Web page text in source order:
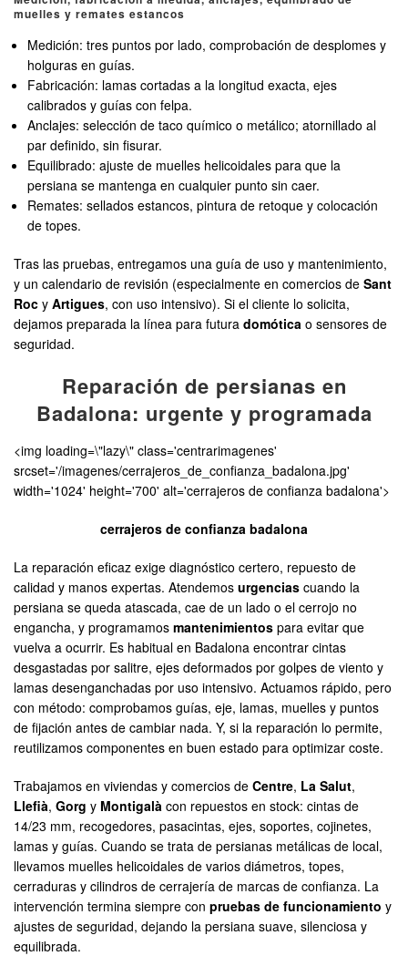
muelles y remates estancos
Medición: tres puntos por lado, comprobación de desplomes y
holguras en guías.
Fabricación: lamas cortadas a la longitud exacta, ejes
calibrados y guías con felpa.
Anclajes: selección de taco químico o metálico; atornillado al
par definido, sin fisurar.
Equilibrado: ajuste de muelles helicoidales para que la
persiana se mantenga en cualquier punto sin caer.
Remates: sellados estancos, pintura de retoque y colocación
de topes.
Tras las pruebas, entregamos una guía de uso y mantenimiento,
y un calendario de revisión (especialmente en comercios de Sant
Roc y Artigues, con uso intensivo). Si el cliente lo solicita,
dejamos preparada la línea para futura domótica o sensores de
seguridad.
Reparación de persianas en
Badalona: urgente y programada
<img loading=\"lazy\" class='centrarimagenes'
srcset='/imagenes/cerrajeros_de_confianza_badalona.jpg'
width='1024' height='700' alt='cerrajeros de confianza badalona'>
cerrajeros de confianza badalona
La reparación eficaz exige diagnóstico certero, repuesto de
calidad y manos expertas. Atendemos urgencias cuando la
persiana se queda atascada, cae de un lado o el cerrojo no
engancha, y programamos mantenimientos para evitar que
vuelva a ocurrir. Es habitual en Badalona encontrar cintas
desgastadas por salitre, ejes deformados por golpes de viento y
lamas desenganchadas por uso intensivo. Actuamos rápido, pero
con método: comprobamos guías, eje, lamas, muelles y puntos
de fijación antes de cambiar nada. Y, si la reparación lo permite,
reutilizamos componentes en buen estado para optimizar coste.
Trabajamos en viviendas y comercios de Centre, La Salut,
Llefià, Gorg y Montigalà con repuestos en stock: cintas de
14/23 mm, recogedores, pasacintas, ejes, soportes, cojinetes,
lamas y guías. Cuando se trata de persianas metálicas de local,
llevamos muelles helicoidales de varios diámetros, topes,
cerraduras y cilindros de cerrajería de marcas de confianza. La
intervención termina siempre con pruebas de funcionamiento y
ajustes de seguridad, dejando la persiana suave, silenciosa y
equilibrada.